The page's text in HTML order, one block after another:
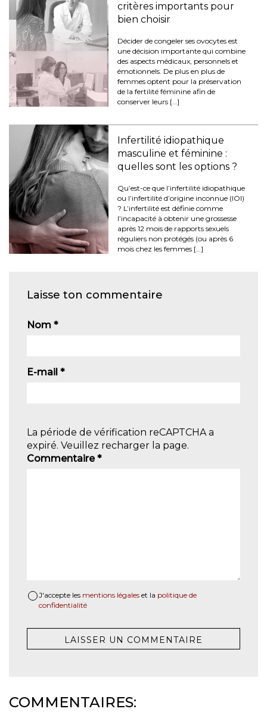
critères importants pour
bien choisir
Décider de congeler ses ovocytes est
une décision importante qui combine
des aspects médicaux, personnels et
émotionnels. De plus en plus de
femmes optent pour la préservation
de la fertilité féminine afin de
conserver leurs […]
Infertilité idiopathique
masculine et féminine :
quelles sont les options ?
Qu’est-ce que l’infertilité idiopathique
ou l’infertilité d’origine inconnue (IOI)
? L’infertilité est définie comme
l’incapacité à obtenir une grossesse
après 12 mois de rapports sexuels
réguliers non protégés (ou après 6
mois chez les femmes […]
Laisse ton commentaire
Nom *
E-mail *
La période de vérification reCAPTCHA a
expiré. Veuillez recharger la page.
Commentaire*
J'accepte les mentions légales et la politique de
confidentialité
COMMENTAIRES: